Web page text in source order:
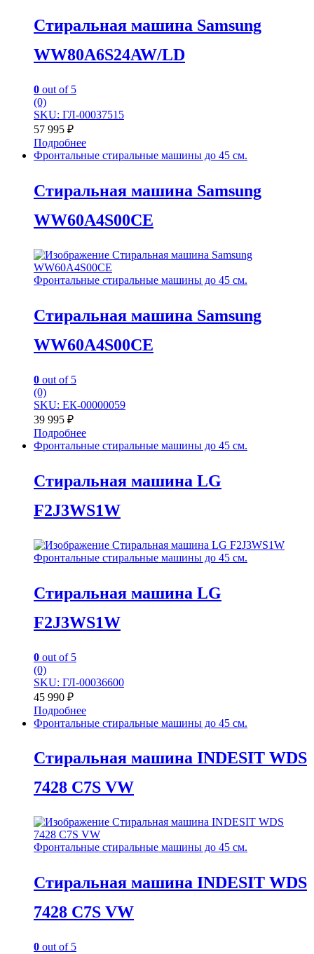
Стиральная машина Samsung
WW80A6S24AW/LD
0 out of 5
(0)
SKU: ГЛ-00037515
57 995 ₽
Подробнее
Фронтальные стиральные машины до 45 см.
Стиральная машина Samsung
WW60A4S00CE
Фронтальные стиральные машины до 45 см.
Стиральная машина Samsung
WW60A4S00CE
0 out of 5
(0)
SKU: ЕК-00000059
39 995 ₽
Подробнее
Фронтальные стиральные машины до 45 см.
Стиральная машина LG
F2J3WS1W
Фронтальные стиральные машины до 45 см.
Стиральная машина LG
F2J3WS1W
0 out of 5
(0)
SKU: ГЛ-00036600
45 990 ₽
Подробнее
Фронтальные стиральные машины до 45 см.
Стиральная машина INDESIT WDS
7428 C7S VW
Фронтальные стиральные машины до 45 см.
Стиральная машина INDESIT WDS
7428 C7S VW
0 out of 5